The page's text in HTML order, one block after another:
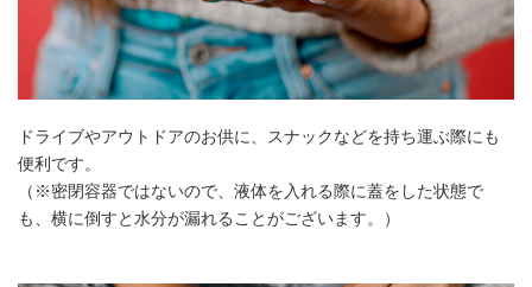
ドライブやアウトドアのお供に、スナックなどを持ち運ぶ際にも
便利です。
（※密閉容器ではないので、液体を入れる際に蓋をした状態で
も、横に倒すと水分が漏れることがございます。）